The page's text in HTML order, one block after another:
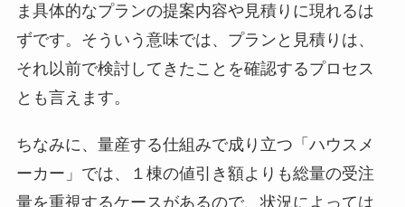
ま具体的なプランの提案内容や見積りに現れるは
ずです。そういう意味では、プランと見積りは、
それ以前で検討してきたことを確認するプロセス
とも言えます。
ちなみに、量産する仕組みで成り立つ「ハウスメ
ーカー」では、１棟の値引き額よりも総量の受注
量を重視するケースがあるので、状況によっては